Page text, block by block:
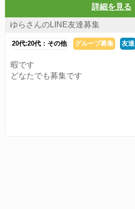
詳細を見る
ゆらさんのLINE友達募集
20代:20代：その他 グループ募集 友達
暇です
どなたでも募集です